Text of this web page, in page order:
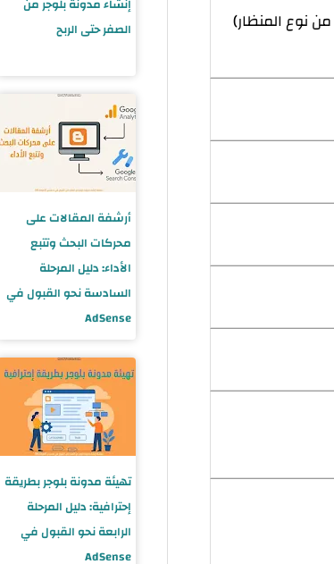
إنشاء مدونة بلوجر من
الصفر حتى الربح
أرشفة المقالات على
محركات البحث وتتبع
الأداء: دليل المرحلة
السادسة نحو القبول في
AdSense
تهيئة مدونة بلوجر بطريقة
إحترافية: دليل المرحلة
الرابعة نحو القبول في
AdSense